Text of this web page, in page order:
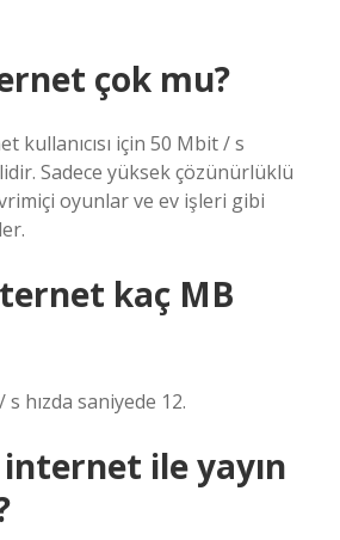
çok mu?
kullanıcısı için 50 Mbit / s
Sadece yüksek çözünürlüklü
oyunlar ve ev işleri gibi
kaç MB
hızda saniyede 12.
ile yayın